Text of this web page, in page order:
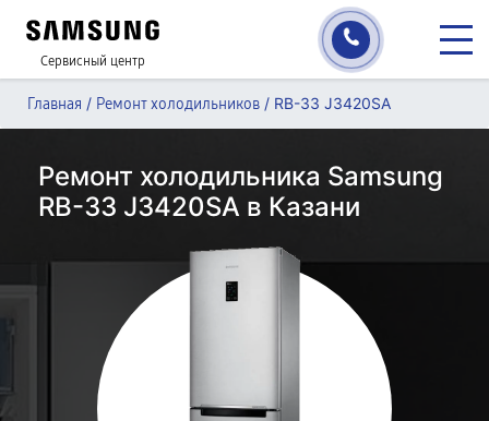
Сервисный центр
Главная / Ремонт холодильников / RB-33 J3420SA
Ремонт холодильника Samsung
RB-33 J3420SA в Казани